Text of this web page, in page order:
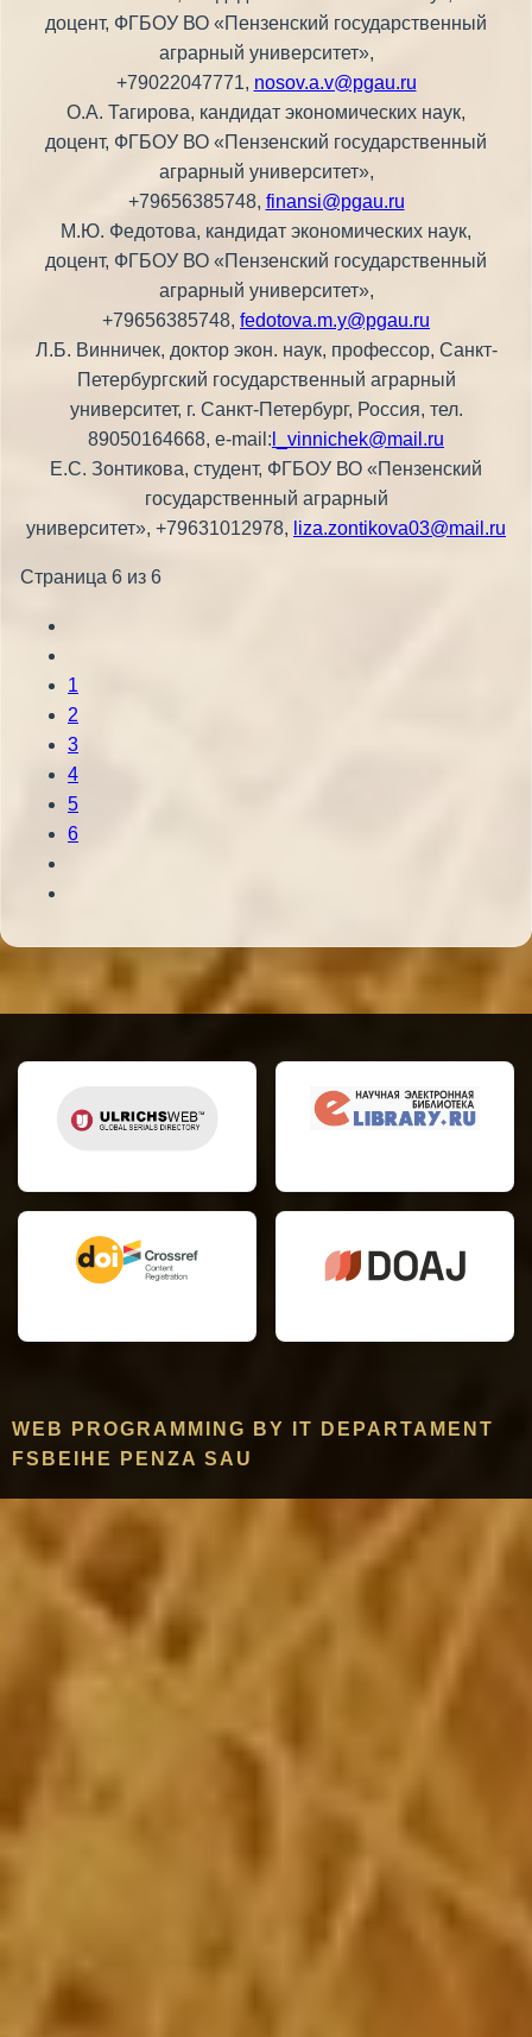
доцент, ФГБОУ ВО «Пензенский государственный
аграрный университет»,
+79022047771, nosov.a.v@pgau.ru
О.А. Тагирова, кандидат экономических наук,
доцент, ФГБОУ ВО «Пензенский государственный
аграрный университет»,
+79656385748, finansi@pgau.ru
М.Ю. Федотова, кандидат экономических наук,
доцент, ФГБОУ ВО «Пензенский государственный
аграрный университет»,
+79656385748, fedotova.m.y@pgau.ru
Л.Б. Винничек, доктор экон. наук, профессор, Санкт-
Петербургский государственный аграрный
университет, г. Санкт-Петербург, Россия, тел.
89050164668, e-mail: l_vinnichek@mail.ru
Е.С. Зонтикова, студент, ФГБОУ ВО «Пензенский
государственный аграрный
университет», +79631012978, liza.zontikova03@mail.ru
Страница 6 из 6
1
2
3
4
5
6
WEB PROGRAMMING BY IT DEPARTAMENT
FSBEIHE PENZA SAU